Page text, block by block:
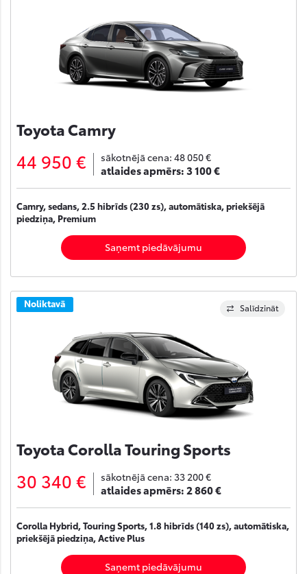
Toyota Camry
44 950 € sākotnējā cena: 48 050 €
atlaides apmērs:3 100 €
Camry, sedans, 2.5 hibrīds (230 zs), automātiska, priekšējā
piedziņa, Premium
Saņemt piedāvājumu
Salīdzināt
Noliktavā
Toyota Corolla Touring Sports
30 340 € sākotnējā cena: 33 200 €
atlaides apmērs:2 860 €
Corolla Hybrid, Touring Sports, 1.8 hibrīds (140 zs), automātiska,
priekšējā piedziņa, Active Plus
Saņemt piedāvājumu